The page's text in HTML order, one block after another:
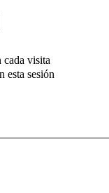
cada visita
esta sesión